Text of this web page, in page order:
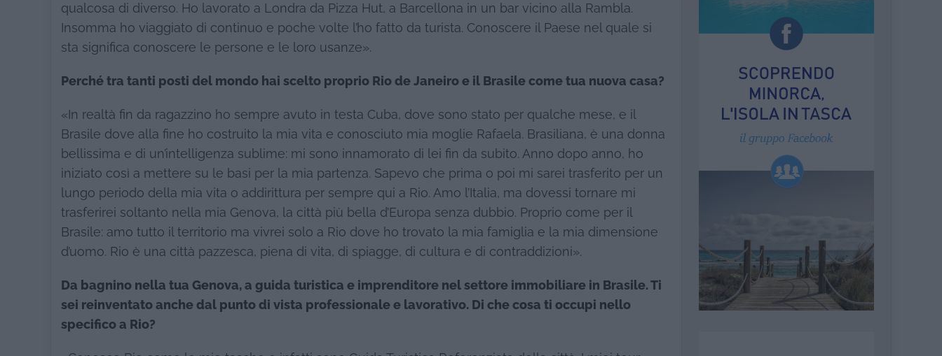
qualcosa di diverso. Ho lavorato a Londra da Pizza Hut, a Barcellona in un bar vicino alla Rambla.
Insomma ho viaggiato di continuo e poche volte l’ho fatto da turista. Conoscere il Paese nel quale si
sta significa conoscere le persone e le loro usanze».
Perché tra tanti posti del mondo hai scelto proprio Rio de Janeiro e il Brasile come tua nuova casa?
«In realtà fin da ragazzino ho sempre avuto in testa Cuba, dove sono stato per qualche mese, e il
Brasile dove alla fine ho costruito la mia vita e conosciuto mia moglie Rafaela. Brasiliana, è una donna
bellissima e di un’intelligenza sublime: mi sono innamorato di lei fin da subito. Anno dopo anno, ho
iniziato così a mettere su le basi per la mia partenza. Sapevo che prima o poi mi sarei trasferito per un
lungo periodo della mia vita o addirittura per sempre qui a Rio. Amo l’Italia, ma dovessi tornare mi
trasferirei soltanto nella mia Genova, la città più bella d’Europa senza dubbio. Proprio come per il
Brasile: amo tutto il territorio ma vivrei solo a Rio dove ho trovato la mia famiglia e la mia dimensione
d’uomo. Rio è una città pazzesca, piena di vita, di spiagge, di cultura e di contraddizioni».
Da bagnino nella tua Genova, a guida turistica e imprenditore nel settore immobiliare in Brasile. Ti
sei reinventato anche dal punto di vista professionale e lavorativo. Di che cosa ti occupi nello
specifico a Rio?